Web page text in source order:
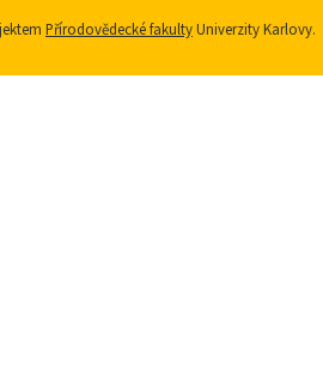
Přírodovědecké fakultyUniverzity Karlovy.